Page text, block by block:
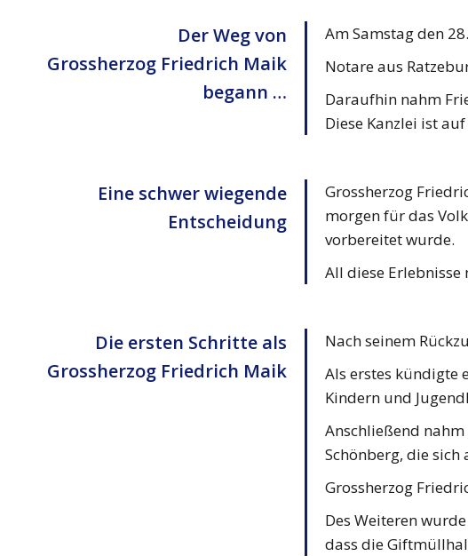
Der Weg von
Grossherzog Friedrich Maik
begann …
Am Samstag den
Notare aus
Daraufhin nahm
Diese Kanzlei ist
Eine schwer wiegende
Entscheidung
Grossherzog
morgen für das
vorbereitet wurde.
All diese
Die ersten Schritte als
Grossherzog Friedrich Maik
Nach seinem
Als erstes kündigte
Kindern und
Anschließend
Schönberg, die
Grossherzog
Des Weiteren
dass die